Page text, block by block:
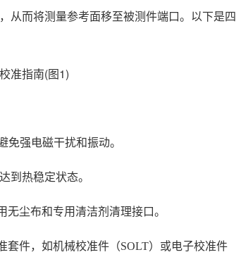
从而将测量参考面移至被测件端口。以下是四
强电磁干扰和振动。
到热稳定状态。
尘布和专用清洁剂清理接口。
套件，如机械校准件（SOLT）或电子校准件